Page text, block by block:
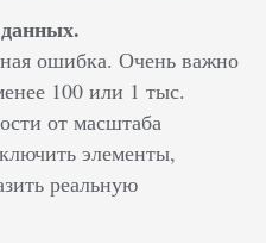
ошибка. Очень важно
100 или 1 тыс.
от масштаба
элементы,
реальную